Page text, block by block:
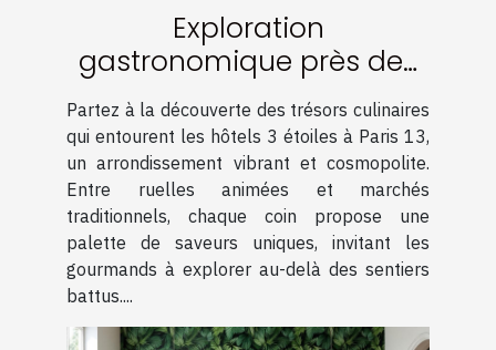
Exploration
gastronomique près des
hôtels 3 étoiles à Paris 13
Partez à la découverte des trésors culinaires
qui entourent les hôtels 3 étoiles à Paris 13,
un arrondissement vibrant et cosmopolite.
Entre ruelles animées et marchés
traditionnels, chaque coin propose une
palette de saveurs uniques, invitant les
gourmands à explorer au-delà des sentiers
battus....